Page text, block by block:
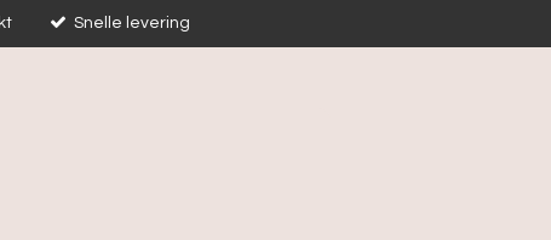
Snelle levering